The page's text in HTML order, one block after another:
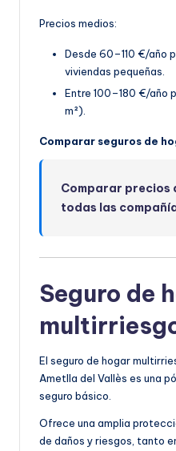
Precios medios:
Desde 60–110 €/año
viviendas pequeñas.
Entre 100–180 €/año
m²).
Comparar seguros de
Comparar precios
todas las
Seguro de
El seguro de hogar
Ametlla del Vallès es una
seguro básico.
Ofrece una amplia
de daños y riesgos, tanto